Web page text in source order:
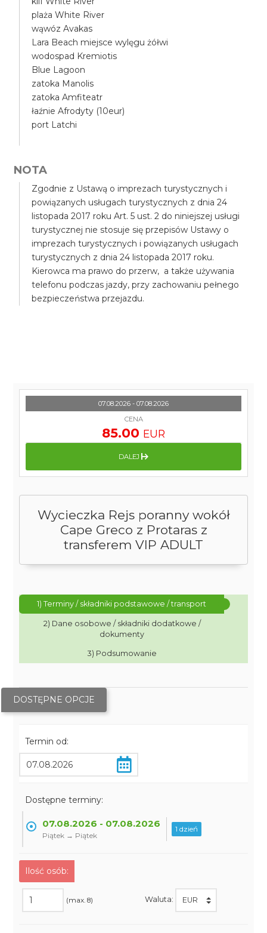
plaża White River
wąwóz Avakas
Lara Beach miejsce wylęgu żółwi
wodospad Kremiotis
Blue Lagoon
zatoka Manolis
zatoka Amfiteatr
łaźnie Afrodyty (10eur)
port Latchi
NOTA
Zgodnie z Ustawą o imprezach turystycznych i
powiązanych usługach turystycznych z dnia 24
listopada 2017 roku Art. 5 ust. 2 do niniejszej usługi
turystycznej nie stosuje się przepisów Ustawy o
imprezach turystycznych i powiązanych usługach
turystycznych z dnia 24 listopada 2017 roku.
Kierowca ma prawo do przerw, a także używania
telefonu podczas jazdy, przy zachowaniu pełnego
bezpieczeństwa przejazdu.
Wycieczka Rejs poranny wokół
Cape Greco z Protaras z
transferem VIP ADULT
1) Terminy / składniki podstawowe / transport
2) Dane osobowe / składniki dodatkowe /
dokumenty
3) Podsumowanie
DOSTĘPNE OPCJE
Termin od:
Dostępne terminy:
07.08.2026 - 07.08.2026
Piątek → Piątek
1 dzień
Ilość osób:
(max. 8) Waluta:
07.08.2026 - 07.08.2026
CENA
85.00 EUR
DALEJ